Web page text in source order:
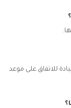
للاتفاق على موعد